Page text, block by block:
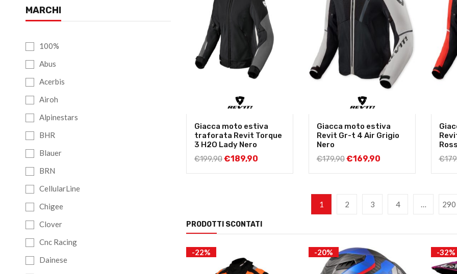
MARCHI
100%
Abus
Acerbis
Airoh
Alpinestars
BHR
Blauer
BRN
CellularLine
Chigee
Clover
Cnc Racing
Dainese
Giacca moto estiva
traforata Revit Torque
3 H2O Lady Nero
€199,90€189,90
Giacca moto estiva
Revit Gr-t 4 Air Grigio
Nero
€179,90€169,90
€
1 2 3 4 … 290
PRODOTTI SCONTATI
-22% -20% -32%